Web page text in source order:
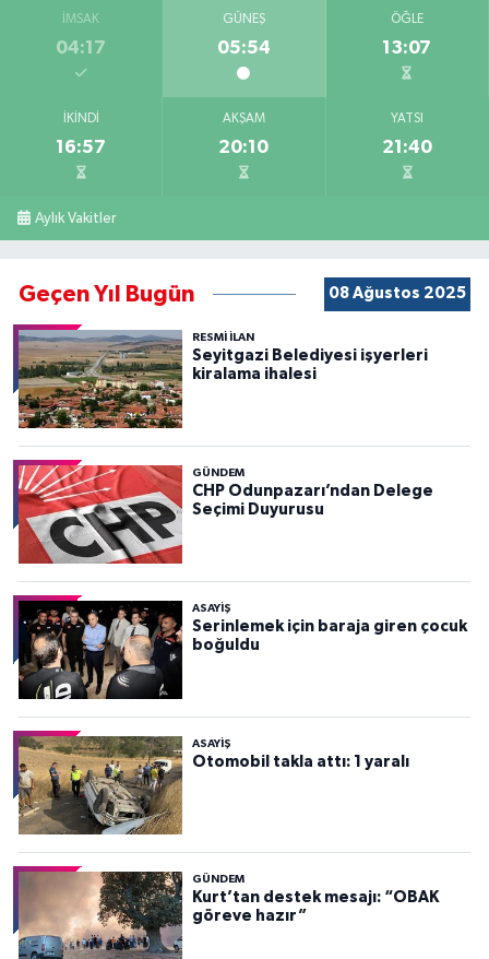
İMSAK
04:17
GÜNEŞ
05:54
ÖĞLE
13:07
İKINDI
16:57
AKŞAM
20:10
YATSI
21:40
Aylık Vakitler
Geçen Yıl Bugün 08 Ağustos 2025
RESMİ İLAN
Seyitgazi Belediyesi işyerleri
kiralama ihalesi
GÜNDEM
CHP Odunpazarı’ndan Delege
Seçimi Duyurusu
ASAYİŞ
Serinlemek için baraja giren çocuk
boğuldu
ASAYİŞ
Otomobil takla attı: 1 yaralı
GÜNDEM
Kurt’tan destek mesajı: “OBAK
göreve hazır”